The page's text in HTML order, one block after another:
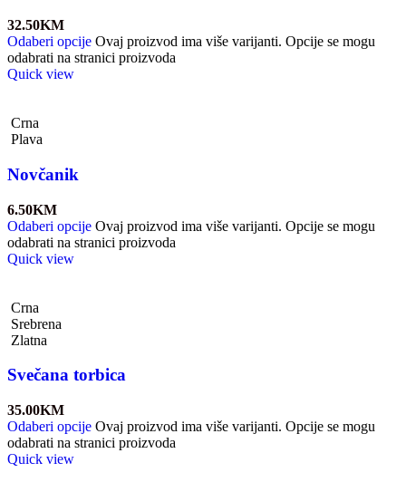
32.50KM
Odaberi opcije Ovaj proizvod ima više varijanti. Opcije se mogu
odabrati na stranici proizvoda
Quick view
Crna
Plava
Novčanik
6.50KM
Odaberi opcije Ovaj proizvod ima više varijanti. Opcije se mogu
odabrati na stranici proizvoda
Quick view
Crna
Srebrena
Zlatna
Svečana torbica
35.00KM
Odaberi opcije Ovaj proizvod ima više varijanti. Opcije se mogu
odabrati na stranici proizvoda
Quick view